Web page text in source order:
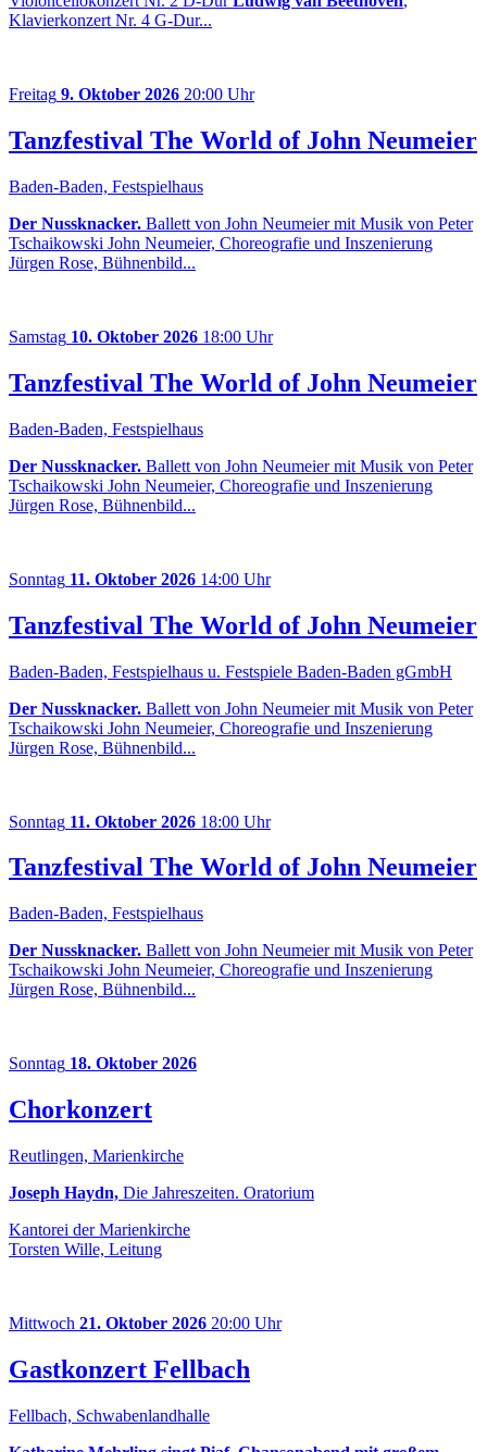
Klavierkonzert Nr. 4 G-Dur...
Freitag 9. Oktober 2026 20:00 Uhr
Tanzfestival The World of John Neumeier
Baden-Baden, Festspielhaus
Der Nussknacker. Ballett von John Neumeier mit Musik von Peter
Tschaikowski John Neumeier, Choreografie und Inszenierung
Jürgen Rose, Bühnenbild...
Samstag 10. Oktober 2026 18:00 Uhr
Tanzfestival The World of John Neumeier
Baden-Baden, Festspielhaus
Der Nussknacker. Ballett von John Neumeier mit Musik von Peter
Tschaikowski John Neumeier, Choreografie und Inszenierung
Jürgen Rose, Bühnenbild...
Sonntag 11. Oktober 2026 14:00 Uhr
Tanzfestival The World of John Neumeier
Baden-Baden, Festspielhaus u. Festspiele Baden-Baden gGmbH
Der Nussknacker. Ballett von John Neumeier mit Musik von Peter
Tschaikowski John Neumeier, Choreografie und Inszenierung
Jürgen Rose, Bühnenbild...
Sonntag 11. Oktober 2026 18:00 Uhr
Tanzfestival The World of John Neumeier
Baden-Baden, Festspielhaus
Der Nussknacker. Ballett von John Neumeier mit Musik von Peter
Tschaikowski John Neumeier, Choreografie und Inszenierung
Jürgen Rose, Bühnenbild...
Sonntag 18. Oktober 2026
Chorkonzert
Reutlingen, Marienkirche
Joseph Haydn, Die Jahreszeiten. Oratorium
Kantorei der Marienkirche
Torsten Wille, Leitung
Mittwoch 21. Oktober 2026 20:00 Uhr
Gastkonzert Fellbach
Fellbach, Schwabenlandhalle